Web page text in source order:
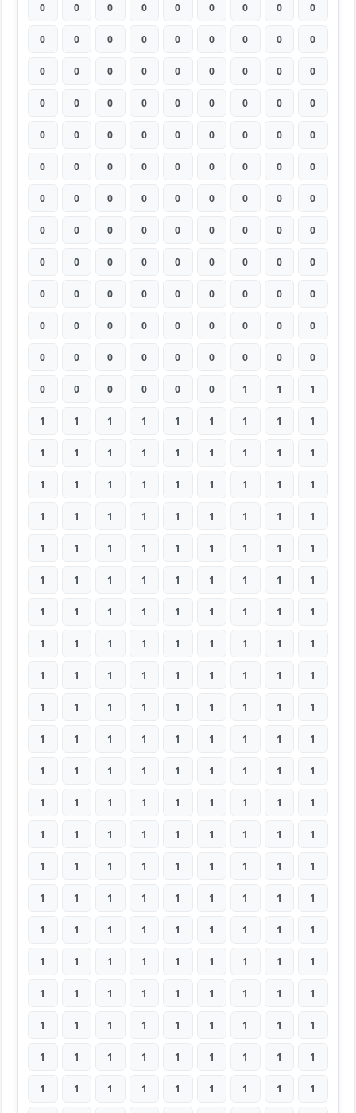
0 0 0 0 0 0 0 0 0
0 0 0 0 0 0 0 0 0
0 0 0 0 0 0 0 0 0
0 0 0 0 0 0 0 0 0
0 0 0 0 0 0 0 0 0
0 0 0 0 0 0 0 0 0
0 0 0 0 0 0 0 0 0
0 0 0 0 0 0 0 0 0
0 0 0 0 0 0 0 0 0
0 0 0 0 0 0 0 0 0
0 0 0 0 0 0 0 0 0
0 0 0 0 0 0 0 0 0
0 0 0 0 0 0 1 1 1
1 1 1 1 1 1 1 1 1
1 1 1 1 1 1 1 1 1
1 1 1 1 1 1 1 1 1
1 1 1 1 1 1 1 1 1
1 1 1 1 1 1 1 1 1
1 1 1 1 1 1 1 1 1
1 1 1 1 1 1 1 1 1
1 1 1 1 1 1 1 1 1
1 1 1 1 1 1 1 1 1
1 1 1 1 1 1 1 1 1
1 1 1 1 1 1 1 1 1
1 1 1 1 1 1 1 1 1
1 1 1 1 1 1 1 1 1
1 1 1 1 1 1 1 1 1
1 1 1 1 1 1 1 1 1
1 1 1 1 1 1 1 1 1
1 1 1 1 1 1 1 1 1
1 1 1 1 1 1 1 1 1
1 1 1 1 1 1 1 1 1
1 1 1 1 1 1 1 1 1
1 1 1 1 1 1 1 1 1
1 1 1 1 1 1 1 1 1